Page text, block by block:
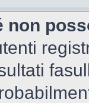
non